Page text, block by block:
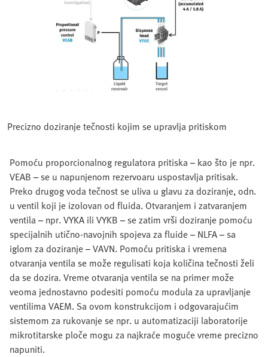
Precizno doziranje tečnosti kojim se upravlja pritiskom
Pomoću proporcionalnog regulatora pritiska – kao što je npr.
VEAB – se u napunjenom rezervoaru uspostavlja pritisak.
Preko drugog voda tečnost se uliva u glavu za doziranje, odn.
u ventil koji je izolovan od fluida. Otvaranjem i zatvaranjem
ventila – npr. VYKA ili VYKB – se zatim vrši doziranje pomoću
specijalnih utično-navojnih spojeva za fluide – NLFA – sa
iglom za doziranje – VAVN. Pomoću pritiska i vremena
otvaranja ventila se može regulisati koja količina tečnosti želi
da se dozira. Vreme otvaranja ventila se na primer može
veoma jednostavno podesiti pomoću modula za upravljanje
ventilima VAEM. Sa ovom konstrukcijom i odgovarajućim
sistemom za rukovanje se npr. u automatizaciji laboratorije
mikrotitarske ploče mogu za najkraće moguće vreme precizno
napuniti.